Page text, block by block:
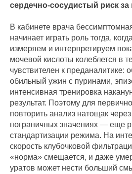
сердечно‑сосудистый риск
В кабинете врача
начинает играть роль тогда,
измеряем и интерпретируем
мочевой кислоты колеблется в
чувствителен к преданалитике:
обильный ужин с пуринами,
интенсивная тренировка
результат. Поэтому для
повторить анализ натощак
пограничных значениях — еще
стандартизации режима. На
скорость клубочковой
«норма» смещается, и даже
уратов может нести больший